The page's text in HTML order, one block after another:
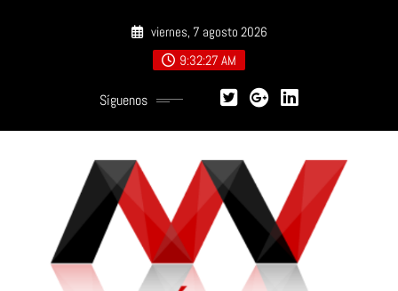
viernes, 7 agosto 2026
9:32:29 AM
Síguenos